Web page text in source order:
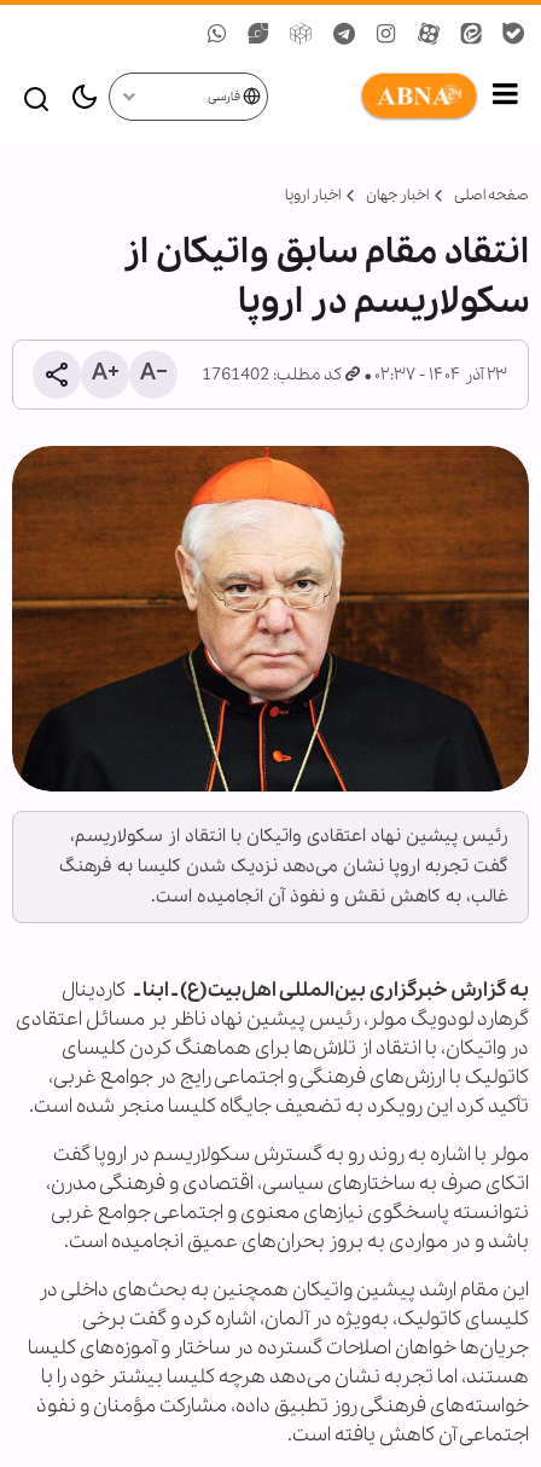
فارسی
صفحه اصلی اخبار جهان اخبار اروپا
انتقاد مقام سابق واتیکان از
سکولاریسم در اروپا
۲۳ آذر ۱۴۰۴ - ۰۲:۳۷ کد مطلب: 1761402
رئیس پیشین نهاد اعتقادی واتیکان با انتقاد از سکولاریسم،
گفت تجربه اروپا نشان می‌دهد نزدیک شدن کلیسا به فرهنگ
غالب، به کاهش نقش و نفوذ آن انجامیده است.
به گزارش خبرگزاری بین‌المللی اهل‌بیت(ع) ـ ابنا ـکاردینال
گرهارد لودویگ مولر، رئیس پیشین نهاد ناظر بر مسائل اعتقادی
در واتیکان، با انتقاد از تلاش‌ها برای هماهنگ کردن کلیسای
کاتولیک با ارزش‌های فرهنگی و اجتماعی رایج در جوامع غربی،
تأکید کرد این رویکرد به تضعیف جایگاه کلیسا منجر شده است.
مولر با اشاره به روند رو به گسترش سکولاریسم در اروپا گفت
اتکای صرف به ساختارهای سیاسی، اقتصادی و فرهنگی مدرن،
نتوانسته پاسخگوی نیازهای معنوی و اجتماعی جوامع غربی
باشد و در مواردی به بروز بحران‌های عمیق انجامیده است.
این مقام ارشد پیشین واتیکان همچنین به بحث‌های داخلی در
کلیسای کاتولیک، به‌ویژه در آلمان، اشاره کرد و گفت برخی
جریان‌ها خواهان اصلاحات گسترده در ساختار و آموزه‌های کلیسا
هستند، اما تجربه نشان می‌دهد هرچه کلیسا بیشتر خود را با
خواسته‌های فرهنگی روز تطبیق داده، مشارکت مؤمنان و نفوذ
اجتماعی آن کاهش یافته است.